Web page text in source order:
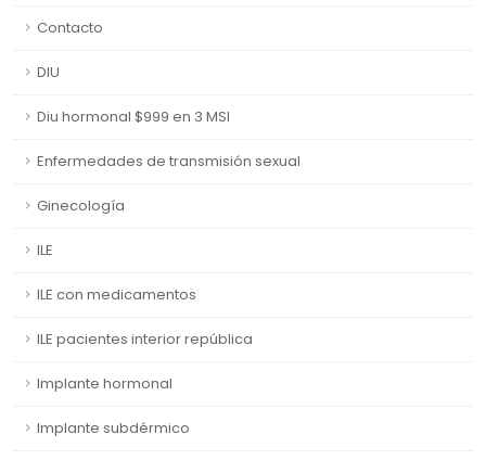
Contacto
DIU
Diu hormonal $999 en 3 MSI
Enfermedades de transmisión sexual
Ginecología
ILE
ILE con medicamentos
ILE pacientes interior república
Implante hormonal
Implante subdérmico